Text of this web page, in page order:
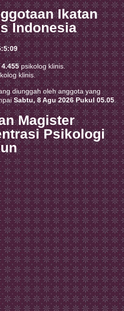
Ikatan
Indonesia
4.455psikolog klinis.
klinis.
diunggah oleh anggota yang
Sabtu, 8 Agu 2026 Pukul 05.05.
Magister
Psikologi